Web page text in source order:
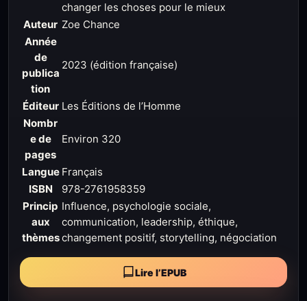
changer les choses pour le mieux
Auteur Zoe Chance
Année
de
publica
tion
2023 (édition française)
Éditeur Les Éditions de l’Homme
Nombr
e de
pages
Environ 320
Langue Français
ISBN
978-2761958359
Princip
aux
thèmes
Influence, psychologie sociale,
communication, leadership, éthique,
changement positif, storytelling, négociation
Lire l’EPUB